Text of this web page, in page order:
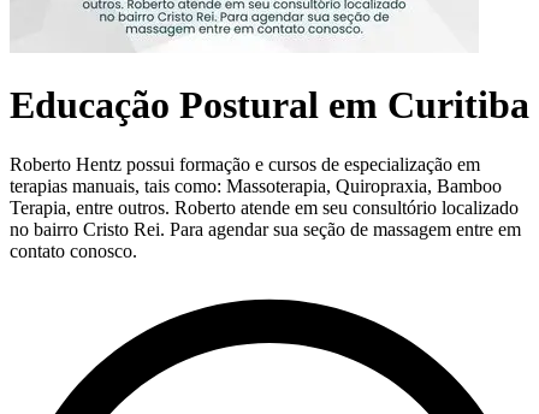
Educação Postural em Curitiba
Roberto Hentz possui formação e cursos de especialização em
terapias manuais, tais como: Massoterapia, Quiropraxia, Bamboo
Terapia, entre outros. Roberto atende em seu consultório localizado
no bairro Cristo Rei. Para agendar sua seção de massagem entre em
contato conosco.